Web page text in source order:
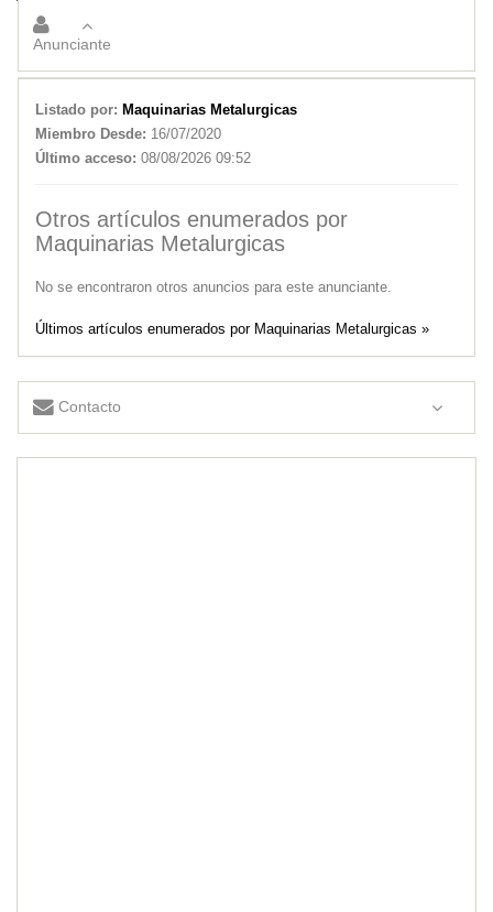
Torno Paralelo Pia 5M
Anunciante
Listado por: Maquinarias Metalurgicas
Miembro Desde: 16/07/2020
Último acceso: 08/08/2026 09:52
Otros artículos enumerados por
Maquinarias Metalurgicas
No se encontraron otros anuncios para este anunciante.
Últimos artículos enumerados por Maquinarias Metalurgicas »
Contacto